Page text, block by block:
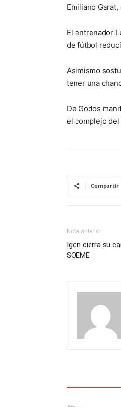
Emiliano
El entrenador
de fútbol
Asimismo
tener una
De Godos
el complejo del
Compartir
Nota anterior
Igon cierra su
SOEME